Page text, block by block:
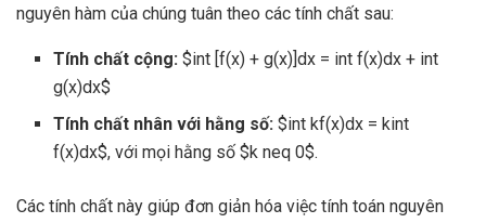
nguyên hàm của chúng tuân theo các tính chất sau:
Tính chất cộng: $int [f(x) + g(x)]dx = int f(x)dx + int
g(x)dx$
Tính chất nhân với hằng số: $int kf(x)dx = kint
f(x)dx$, với mọi hằng số $k neq 0$.
Các tính chất này giúp đơn giản hóa việc tính toán nguyên